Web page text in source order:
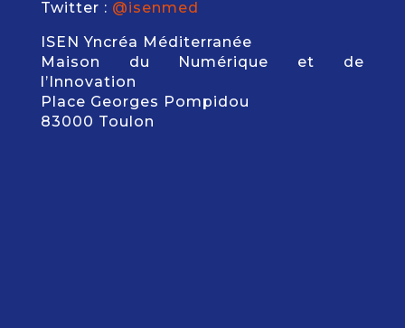
Twitter : @isenmed
ISEN Yncréa Méditerranée
Maison du Numérique et de
l’Innovation
Place Georges Pompidou
83000 Toulon